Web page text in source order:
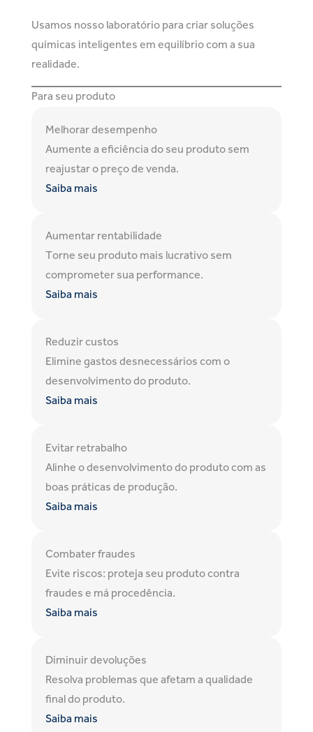
Usamos nosso laboratório para criar soluções
químicas inteligentes em equilíbrio com a sua
realidade.
Para seu produto
Melhorar desempenho
Aumente a eficiência do seu produto sem
reajustar o preço de venda.
Saiba mais
Aumentar rentabilidade
Torne seu produto mais lucrativo sem
comprometer sua performance.
Saiba mais
Reduzir custos
Elimine gastos desnecessários com o
desenvolvimento do produto.
Saiba mais
Evitar retrabalho
Alinhe o desenvolvimento do produto com as
boas práticas de produção.
Saiba mais
Combater fraudes
Evite riscos: proteja seu produto contra
fraudes e má procedência.
Saiba mais
Diminuir devoluções
Resolva problemas que afetam a qualidade
final do produto.
Saiba mais